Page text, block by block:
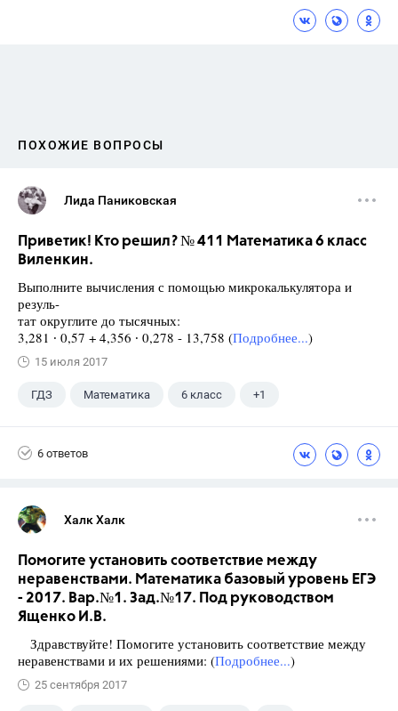
ПОХОЖИЕ ВОПРОСЫ
Лида Паниковская
Приветик! Кто решил? № 411 Математика 6 класс
Виленкин.
Выполните вычисления с помощью микрокалькулятора и
резуль-
тат округлите до тысячных:
3,281 ∙ 0,57 + 4,356 ∙ 0,278 - 13,758 (Подробнее...)
15 июля 2017
ГДЗ Математика 6 класс +1
6 ответов
Халк Халк
Помогите установить соответствие между
неравенствами. Математика базовый уровень ЕГЭ
- 2017. Вар.№1. Зад.№17. Под руководством
Ященко И.В.
Здравствуйте! Помогите установить соответствие между
неравенствами и их решениями: (Подробнее...)
25 сентября 2017